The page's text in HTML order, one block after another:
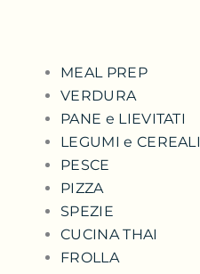
MEAL PREP
VERDURA
PANE e LIEVITATI
LEGUMI e CEREALI
PESCE
PIZZA
SPEZIE
CUCINA THAI
FROLLA